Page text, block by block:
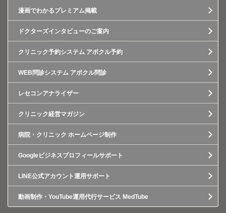
漫画でわかるプレミアム掲載
ドクターズインタビューのご案内
クリニック予約システム アポクル予約
WEB問診システム アポクル問診
レセコンアナライザー
クリニック経営マガジン
病院・クリニック ホームページ制作
Googleビジネスプロフィールサポート
LINE公式アカウント運用サポート
動画制作・YouTube運用代行サービス MedTube